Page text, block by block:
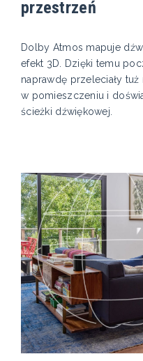
przestrzeń
Dolby Atmos mapuje
efekt 3D. Dzięki temu
naprawdę przeleciały tuż
w pomieszczeniu i
ścieżki dźwiękowej.